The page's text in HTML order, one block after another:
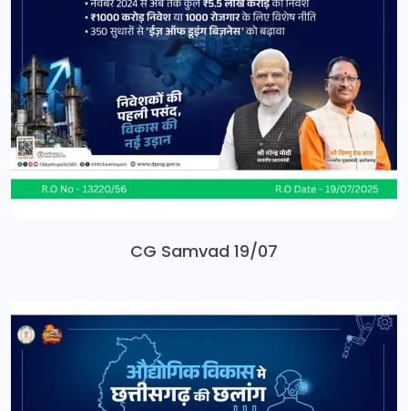
CG Samvad 19/07